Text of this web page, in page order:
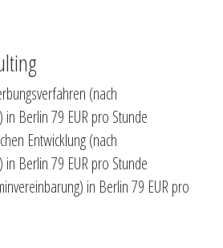
(nach
in Berlin 79 EUR pro Stunde
Entwicklung (nach
in Berlin 79 EUR pro Stunde
in Berlin 79 EUR pro